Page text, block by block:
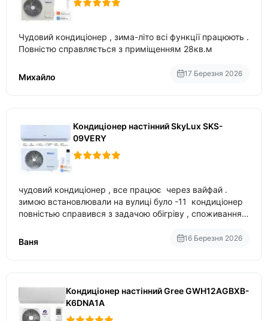
Чудовий кондиціонер , зима-літо всі функції працюють .
Повністю справляється з приміщенням 28кв.м
Михайло 17 Березня 2026
Кондиціонер настінний SkyLux SKS-
09VERY
чудовий кондиціонер , все працює через вайфай .
зимою встановлювали на вулиці було -11 кондиціонер
повністью справився з задачою обігріву , споживання
температури
Ваня 16 Березня 2026
Кондиціонер настінний Gree GWH12AGBXB-
K6DNA1A